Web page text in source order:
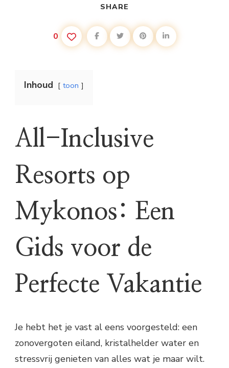
SHARE
0
Inhoud toon
All-Inclusive
Resorts op
Mykonos: Een
Gids voor de
Perfecte Vakantie
Je hebt het je vast al eens voorgesteld: een
zonovergoten eiland, kristalhelder water en
stressvrij genieten van alles wat je maar wilt.